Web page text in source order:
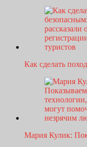
Как сделать
Мария Кулик: